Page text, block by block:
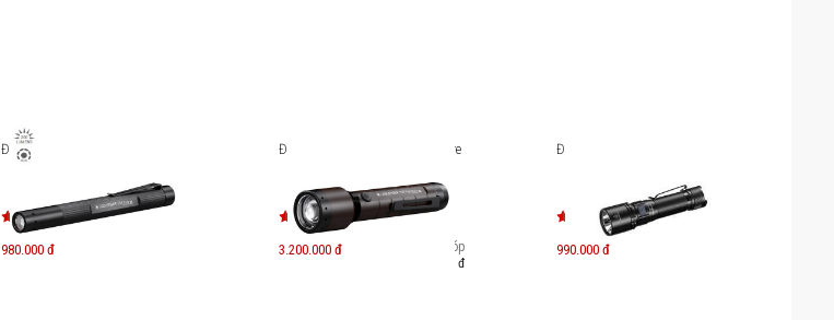
Đèn pin Ledlenser P4R Core
980.000 đ
Đèn pin Ledlenser P6R Signature
3.200.000 đ
Trả góp
552.000 đ
Đèn pin Fenix C5 V2.0
990.000 đ